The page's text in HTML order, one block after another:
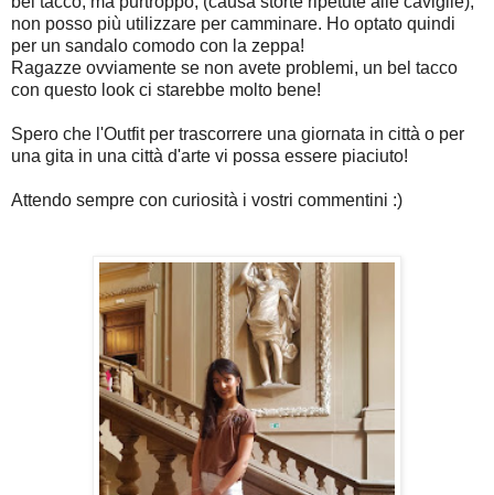
non posso più utilizzare per camminare. Ho optato quindi
per un sandalo comodo con la zeppa!
Ragazze ovviamente se non avete problemi, un bel tacco
con questo look ci starebbe molto bene!
Spero che l'Outfit per trascorrere una giornata in città o per
una gita in una città d'arte vi possa essere piaciuto!
Attendo sempre con curiosità i vostri commentini :)